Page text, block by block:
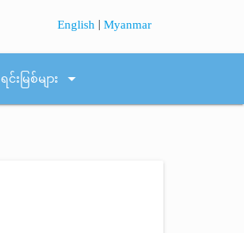
English |Myanmar
ရင်းမြစ်များ arrow_drop_down